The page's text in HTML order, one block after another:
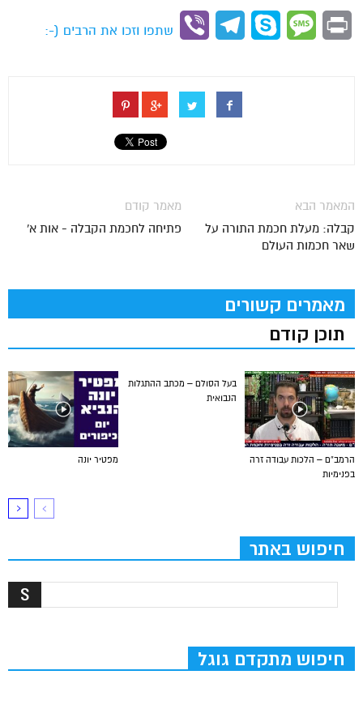
Print
Message
Skype
Telegram
Viber
שתפו וזכו את הרבים (-:
מאמר קודם
פתיחה לחכמת הקבלה - אות א'
המאמר הבא
קבלה: מעלת חכמת התורה על
שאר חכמות העולם
מאמרים קשורים
תוכן קודם
מפטיר יונה
בעל הסולם – מכתב ההתגלות
הנבואית
הרמב”ם – הלכות עבודה זרה
בפנימיות
חיפוש באתר
חיפוש מתקדם גוגל